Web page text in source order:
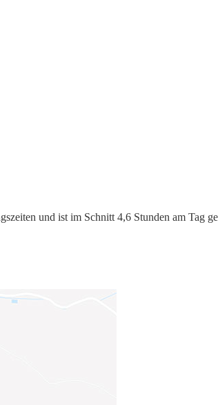
und ist im Schnitt 4,6 Stunden am Tag